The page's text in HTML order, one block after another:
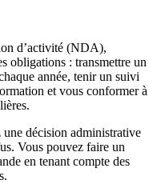
d’activité (NDA),
obligations : transmettre un
année, tenir un suivi
et vous conformer à
une décision administrative
Vous pouvez faire un
en tenant compte des